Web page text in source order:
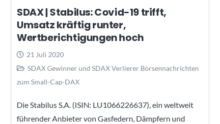
SDAX | Stabilus: Covid-19 trifft,
Umsatz kräftig runter,
Wertberichtigungen hoch
21 Juli 2020
SDAX Gewinner und SDAX Verlierer Börsennachrichten
zum Small-Cap-DAX
Die Stabilus S.A. (ISIN: LU1066226637), ein weltweit
führender Anbieter von Gasfedern, Dämpfern und